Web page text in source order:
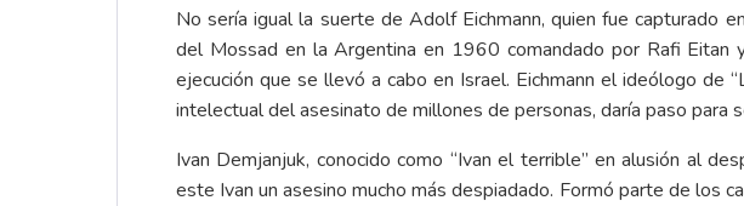
No sería igual la suerte de Adolf Eichmann, quien fue capturado
del Mossad en la Argentina en 1960 comandado por Rafi Eitan
ejecución que se llevó a cabo en Israel. Eichmann el ideólogo de
intelectual del asesinato de millones de personas, daría paso para
Ivan Demjanjuk, conocido como “Ivan el terrible” en alusión al
este Ivan un asesino mucho más despiadado. Formó parte de los